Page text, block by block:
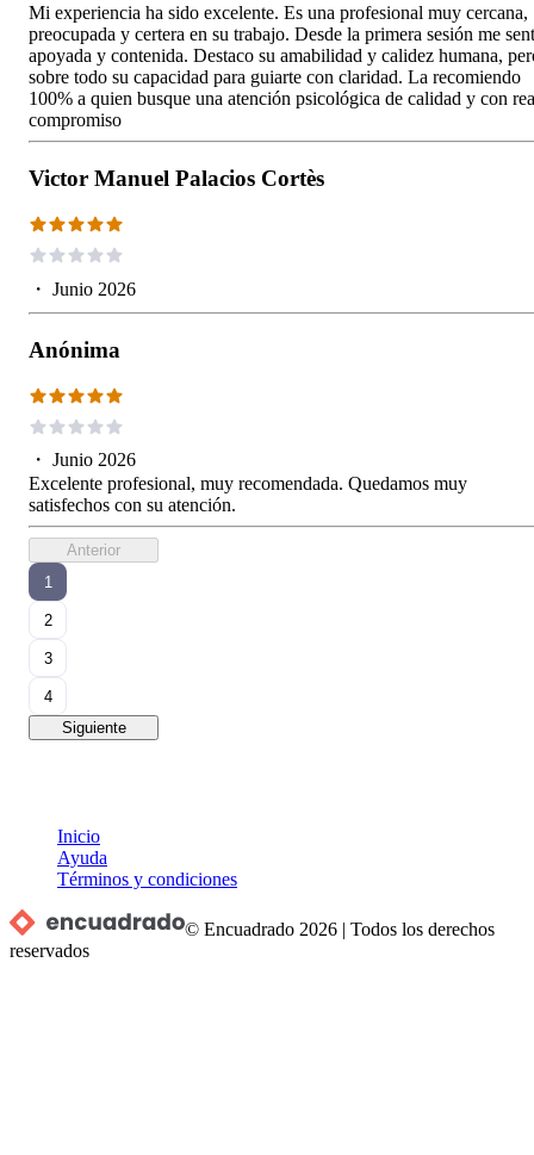
Mi experiencia ha sido excelente. Es una profesional muy cercana,
preocupada y certera en su trabajo. Desde la primera sesión me
apoyada y contenida. Destaco su amabilidad y calidez humana,
sobre todo su capacidad para guiarte con claridad. La recomiendo
100% a quien busque una atención psicológica de calidad y con
compromiso
Victor Manuel Palacios Cortès
・ Junio 2026
Anónima
・ Junio 2026
Excelente profesional, muy recomendada. Quedamos muy
satisfechos con su atención.
Anterior
1
2
3
4
Siguiente
Inicio
Ayuda
Términos y condiciones
© Encuadrado 2026 |Todos los derechos
reservados